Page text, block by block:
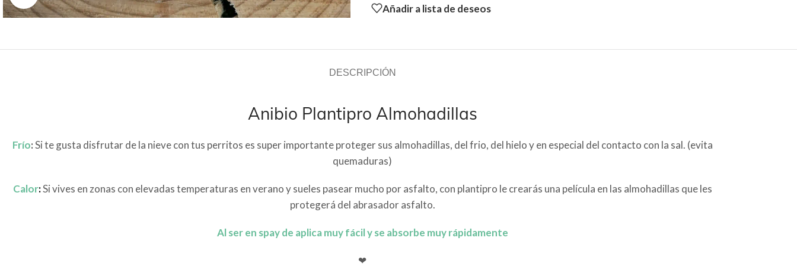
Añadir a lista de deseos
DESCRIPCIÓN
Anibio Plantipro Almohadillas
Frío:Si te gusta disfrutar de la nieve con tus perritos es super importante proteger sus almohadillas, del frio, del hielo y en especial del contacto con la sal. (evita
quemaduras)
Calor:Si vives en zonas con elevadas temperaturas en verano y sueles pasear mucho por asfalto, con plantipro le crearás una película en las almohadillas que les
protegerá del abrasador asfalto.
Al ser en spay de aplica muy fácil y se absorbe muy rápidamente
❤